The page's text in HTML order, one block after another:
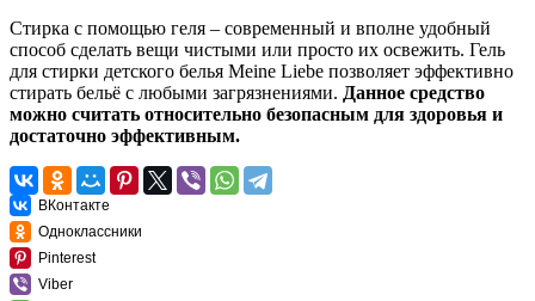
Стирка с помощью геля – современный и вполне удобный
способ сделать вещи чистыми или просто их освежить. Гель
для стирки детского белья Meine Liebe позволяет эффективно
стирать бельё с любыми загрязнениями. Данное средство
можно считать относительно безопасным для здоровья и
достаточно эффективным.
ВКонтакте
Одноклассники
Pinterest
Viber